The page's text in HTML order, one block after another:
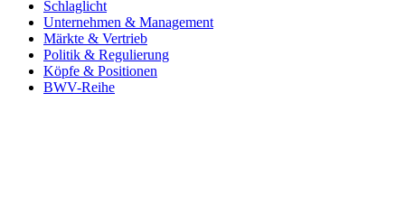
Schlaglicht
Unternehmen & Management
Märkte & Vertrieb
Politik & Regulierung
Köpfe & Positionen
BWV-Reihe